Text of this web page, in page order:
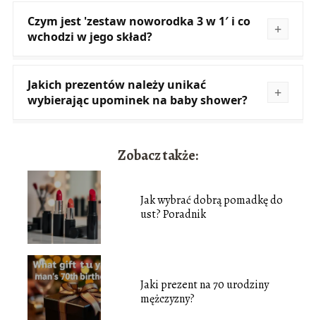
Czym jest 'zestaw noworodka 3 w 1′ i co
wchodzi w jego skład?
Jakich prezentów należy unikać
wybierając upominek na baby shower?
Zobacz także:
Jak wybrać dobrą pomadkę do
ust? Poradnik
Jaki prezent na 70 urodziny
mężczyzny?